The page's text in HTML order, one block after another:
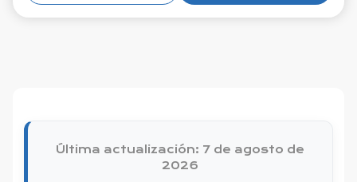
Última actualización: 7 de agosto de
2026